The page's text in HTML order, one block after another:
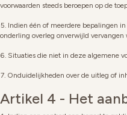
voorwaarden steeds beroepen op de
Indien één of meerdere bepalingen
onderling overleg onverwijld vervangen
Situaties die niet in deze algemene
Onduidelijkheden over de uitleg of
Artikel 4 - Het